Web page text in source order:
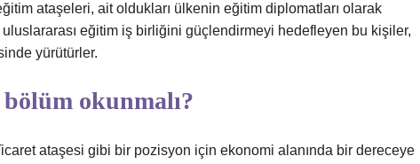
ataşeleri, ait oldukları ülkenin eğitim diplomatları olarak
eğitim iş birliğini güçlendirmeyi hedefleyen bu kişiler,
yürütürler.
okunmalı?
ataşesi gibi bir pozisyon için ekonomi alanında bir dereceye